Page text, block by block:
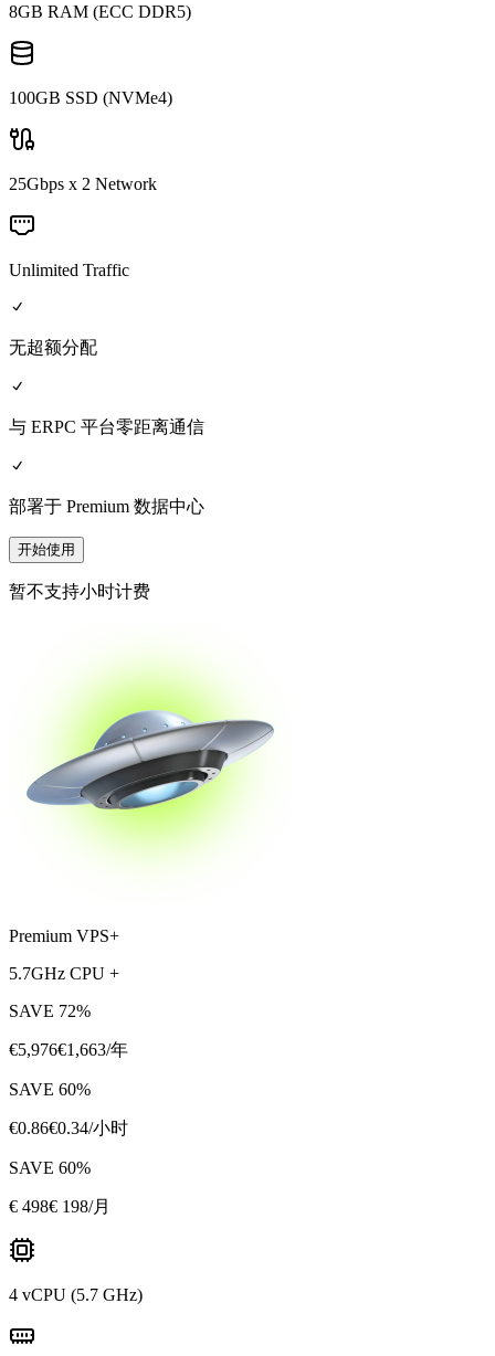
8GB RAM (ECC DDR5)
100GB SSD (NVMe4)
25Gbps x 2 Network
Unlimited Traffic
无超额分配
与 ERPC 平台零距离通信
部署于 Premium 数据中心
开始使用
暂不支持小时计费
Premium VPS+
5.7GHz CPU +
SAVE 72%
€5,976€1,663/年
SAVE 60%
€0.86€0.34/小时
SAVE 60%
€ 498€ 198/月
4 vCPU (5.7 GHz)